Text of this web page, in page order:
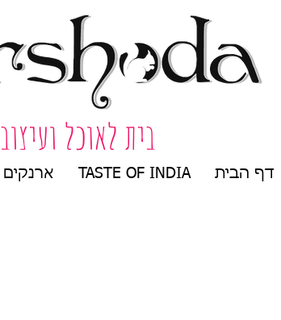
ארנקים TASTE OF INDIA דף הבית
בית לאוכל ועיצוב